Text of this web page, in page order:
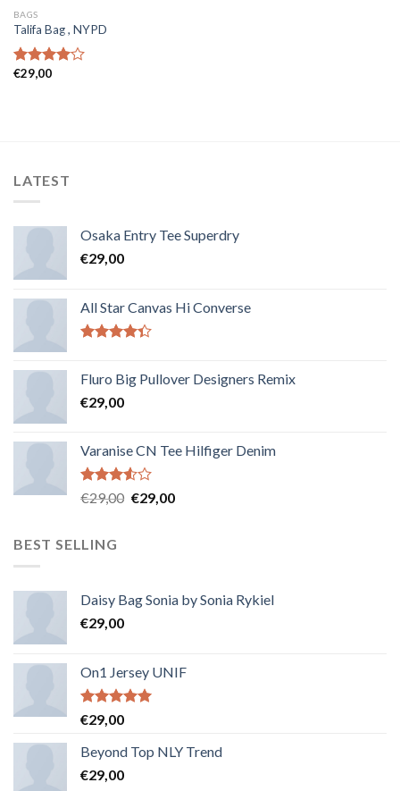
BAGS
Talifa Bag , NYPD
Note
€29,00
LATEST
Osaka Entry Tee Superdry
€29,00
All Star Canvas Hi Converse
Fluro Big Pullover Designers Remix
€29,00
Varanise CN Tee Hilfiger Denim
Note
sur
€29,00 €29,00
BEST SELLING
Daisy Bag Sonia by Sonia Rykiel
€29,00
On1 Jersey UNIF
Note5.00
sur 5
€29,00
Beyond Top NLY Trend
€29,00